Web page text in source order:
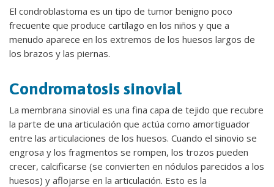
El condroblastoma es un tipo de tumor benigno poco
frecuente que produce cartílago en los niños y que a
menudo aparece en los extremos de los huesos largos de
los brazos y las piernas.
Condromatosis sinovial
La membrana sinovial es una fina capa de tejido que recubre
la parte de una articulación que actúa como amortiguador
entre las articulaciones de los huesos. Cuando el sinovio se
engrosa y los fragmentos se rompen, los trozos pueden
crecer, calcificarse (se convierten en nódulos parecidos a los
huesos) y aflojarse en la articulación. Esto es la